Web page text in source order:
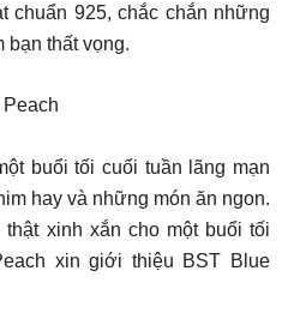
chuẩn 925, chắc chắn những
bạn thất vọng.
buổi tối cuối tuần lãng mạn
hay và những món ăn ngon.
xinh xắn cho một buổi tối
xin giới thiệu BST Blue